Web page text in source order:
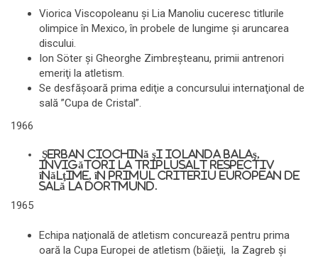
Viorica Viscopoleanu şi Lia Manoliu cuceresc titlurile
olimpice în Mexico, în probele de lungime şi aruncarea
discului.
Ion Söter şi Gheorghe Zimbreşteanu, primii antrenori
emeriţi la atletism.
Se desfăşoară prima ediţie a concursului internaţional de
sală ”Cupa de Cristal”.
1966
Şerban Ciochină şi Iolanda Balaş,
invigători la triplusalt respectiv
înălţime, în primul criteriu european de
sală la Dortmund.
1965
Echipa naţională de atletism concurează pentru prima
oară la Cupa Europei de atletism (băieţii, la Zagreb şi